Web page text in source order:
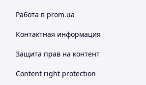
Работа в prom.ua
Контактная информация
Защита прав на контент
Content right protection